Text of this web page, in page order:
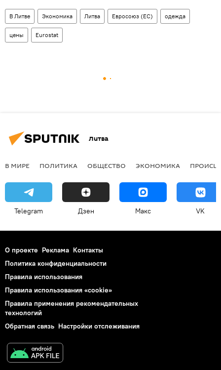
В Литве Экономика Литва Евросоюз (ЕС) одежда
цены Eurostat
Литва
В МИРЕ ПОЛИТИКА ОБЩЕСТВО ЭКОНОМИКА
Telegram Дзен Макс VK
О проекте Реклама Контакты
Политика конфиденциальности
Правила использования
Правила использования «cookie»
Правила применения рекомендательных
технологий
Обратная связь Настройки отслеживания